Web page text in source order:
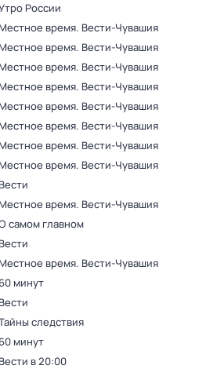
России
Местное время. Вести-Чувашия
Местное время. Вести-Чувашия
Местное время. Вести-Чувашия
Местное время. Вести-Чувашия
Местное время. Вести-Чувашия
Местное время. Вести-Чувашия
Местное время. Вести-Чувашия
Местное время. Вести-Чувашия
Вести
Местное время. Вести-Чувашия
самом главном
Вести
Местное время. Вести-Чувашия
60 минут
Вести
следствия
60 минут
Вести в 20:00